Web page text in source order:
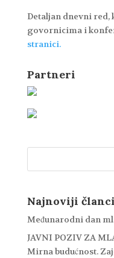
Detaljan dnevni red,
govornicima i
stranici.
Partneri
Najnoviji članci
Međunarodni dan
JAVNI POZIV ZA
Mirna budućnost.